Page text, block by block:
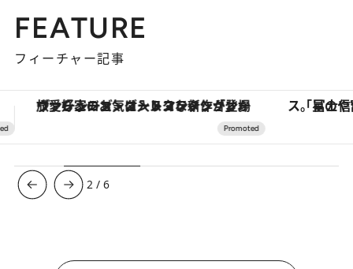
FEATURE
フィーチャー記事
「星のや富士」でデジタルデトックス。冨士信仰の歴史を辿り、心身を調える。 【夏限定ディナーコース】旬を
3 /6